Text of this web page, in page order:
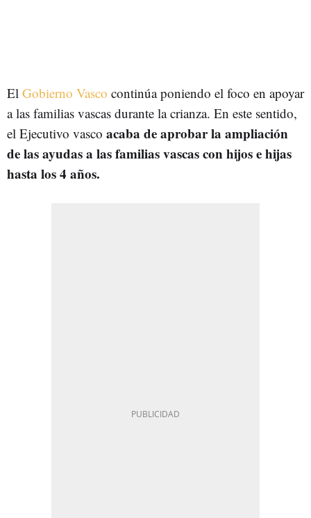
El Gobierno Vasco continúa poniendo el foco en apoyar
a las familias vascas durante la crianza. En este sentido,
el Ejecutivo vasco acaba de aprobar la ampliación
de las ayudas a las familias vascas con hijos e hijas
hasta los 4 años.